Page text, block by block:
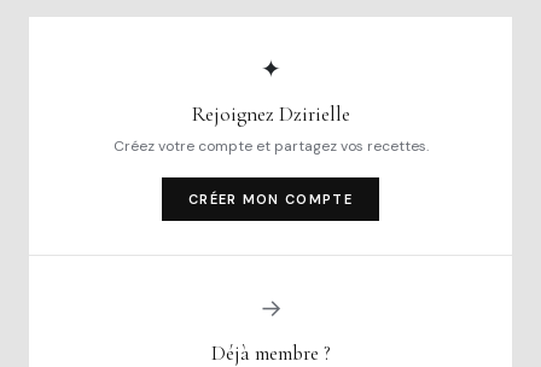
✦
Rejoignez Dzirielle
Créez votre compte et partagez vos recettes.
CRÉER MON COMPTE
→
Déjà membre ?